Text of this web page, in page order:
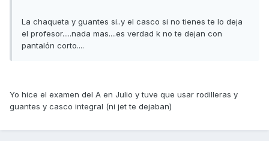
La chaqueta y guantes si..y el casco si no tienes te lo deja
el profesor.....nada mas....es verdad k no te dejan con
pantalón corto....
Yo hice el examen del A en Julio y tuve que usar rodilleras y
guantes y casco integral (ni jet te dejaban)